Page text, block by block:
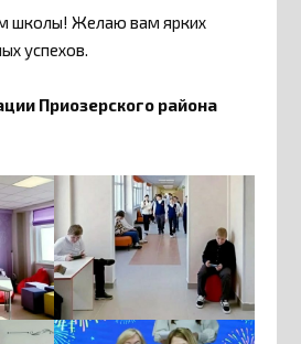
школы! Желаю вам ярких
успехов.
Приозерского района